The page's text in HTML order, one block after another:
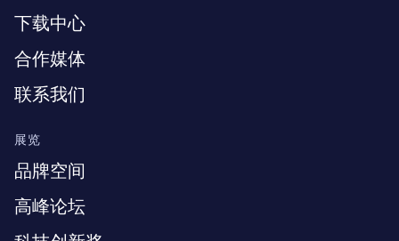
下载中心
合作媒体
联系我们
展览
品牌空间
高峰论坛